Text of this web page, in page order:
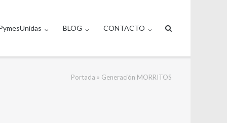
BLOG CONTACTO
Portada » Generación MORRITOS